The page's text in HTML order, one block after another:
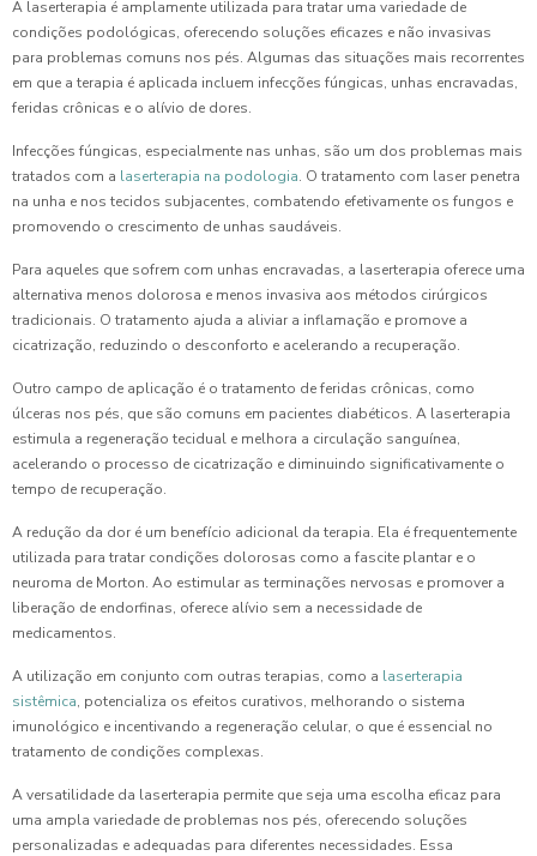
A laserterapia é amplamente utilizada para tratar uma variedade de
condições podológicas, oferecendo soluções eficazes e não invasivas
para problemas comuns nos pés. Algumas das situações mais recorrentes
em que a terapia é aplicada incluem infecções fúngicas, unhas encravadas,
feridas crônicas e o alívio de dores.
Infecções fúngicas, especialmente nas unhas, são um dos problemas mais
tratados com a laserterapia na podologia. O tratamento com laser penetra
na unha e nos tecidos subjacentes, combatendo efetivamente os fungos e
promovendo o crescimento de unhas saudáveis.
Para aqueles que sofrem com unhas encravadas, a laserterapia oferece uma
alternativa menos dolorosa e menos invasiva aos métodos cirúrgicos
tradicionais. O tratamento ajuda a aliviar a inflamação e promove a
cicatrização, reduzindo o desconforto e acelerando a recuperação.
Outro campo de aplicação é o tratamento de feridas crônicas, como
úlceras nos pés, que são comuns em pacientes diabéticos. A laserterapia
estimula a regeneração tecidual e melhora a circulação sanguínea,
acelerando o processo de cicatrização e diminuindo significativamente o
tempo de recuperação.
A redução da dor é um benefício adicional da terapia. Ela é frequentemente
utilizada para tratar condições dolorosas como a fascite plantar e o
neuroma de Morton. Ao estimular as terminações nervosas e promover a
liberação de endorfinas, oferece alívio sem a necessidade de
medicamentos.
A utilização em conjunto com outras terapias, como a laserterapia
sistêmica, potencializa os efeitos curativos, melhorando o sistema
imunológico e incentivando a regeneração celular, o que é essencial no
tratamento de condições complexas.
A versatilidade da laserterapia permite que seja uma escolha eficaz para
uma ampla variedade de problemas nos pés, oferecendo soluções
personalizadas e adequadas para diferentes necessidades. Essa